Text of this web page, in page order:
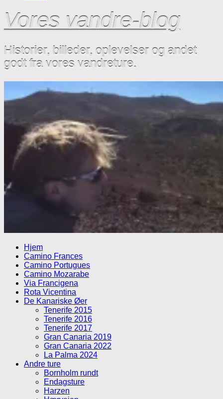
Vores vandre-blog
Historier, billeder, oplevelser og andet
godt fra vores vandreture.
Hjem
Camino Frances
Camino Portugues
Camino Mozarabe
Via Francigena
Rota Vicentina
De Kanariske Øer
Tenerife 2015
Tenerife 2016
Tenerife 2017
Gran Canaria 2019
Gran Canaria 2022
La Palma 2024
Andre ture
Bornholm rundt
Endagsture
Harzen